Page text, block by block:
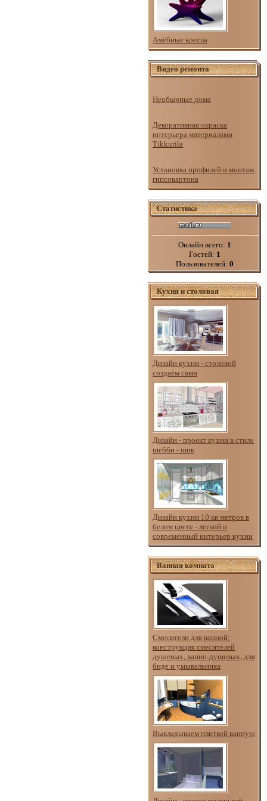
Амёбные кресла
Видео ремонта
Необычные дома
Декоративная окраска
интерьера материалами
Tikkurila
Установка профилей и монтаж
гипсокартона
Статистика
Онлайн всего: 1
Гостей: 1
Пользователей: 0
Кухня и столовая
Дизайн кухни - столовой
создаём сами
Дизайн - проект кухни в стиле
шебби - шик
Дизайн кухни 10 кв метров в
белом цвете - легкий и
современный интерьер кухни
Ванная комната
Смесители для ванной:
конструкция смесителей
душевых, ванно-душевых, для
биде и умывальника
Выкладываем плиткой ванную